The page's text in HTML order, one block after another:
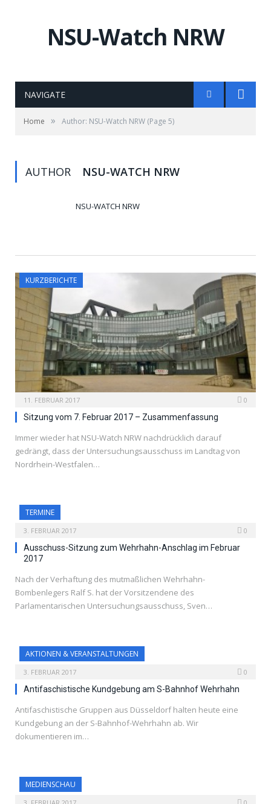
NSU-Watch NRW
NAVIGATE
Home » Author: NSU-Watch NRW (Page 5)
AUTHOR NSU-WATCH NRW
NSU-WATCH NRW
KURZBERICHTE
11. FEBRUAR 2017 0
Sitzung vom 7. Februar 2017 – Zusammenfassung
Immer wieder hat NSU-Watch NRW nachdrücklich darauf
gedrängt, dass der Untersuchungsausschuss im Landtag von
Nordrhein-Westfalen…
TERMINE
3. FEBRUAR 2017 0
Ausschuss-Sitzung zum Wehrhahn-Anschlag im Februar
2017
Nach der Verhaftung des mutmaßlichen Wehrhahn-
Bombenlegers Ralf S. hat der Vorsitzendene des
Parlamentarischen Untersuchungsausschuss, Sven…
AKTIONEN & VERANSTALTUNGEN
3. FEBRUAR 2017 0
Antifaschistische Kundgebung am S-Bahnhof Wehrhahn
Antifaschistische Gruppen aus Düsseldorf halten heute eine
Kundgebung an der S-Bahnhof-Wehrhahn ab. Wir
dokumentieren im…
MEDIENSCHAU